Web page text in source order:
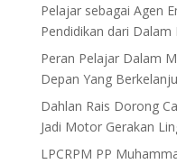
Pelajar sebagai Agen
Pendidikan dari Dalam
Peran Pelajar Dalam
Depan Yang
Dahlan Rais Dorong
Jadi Motor Gerakan
LPCRPM PP